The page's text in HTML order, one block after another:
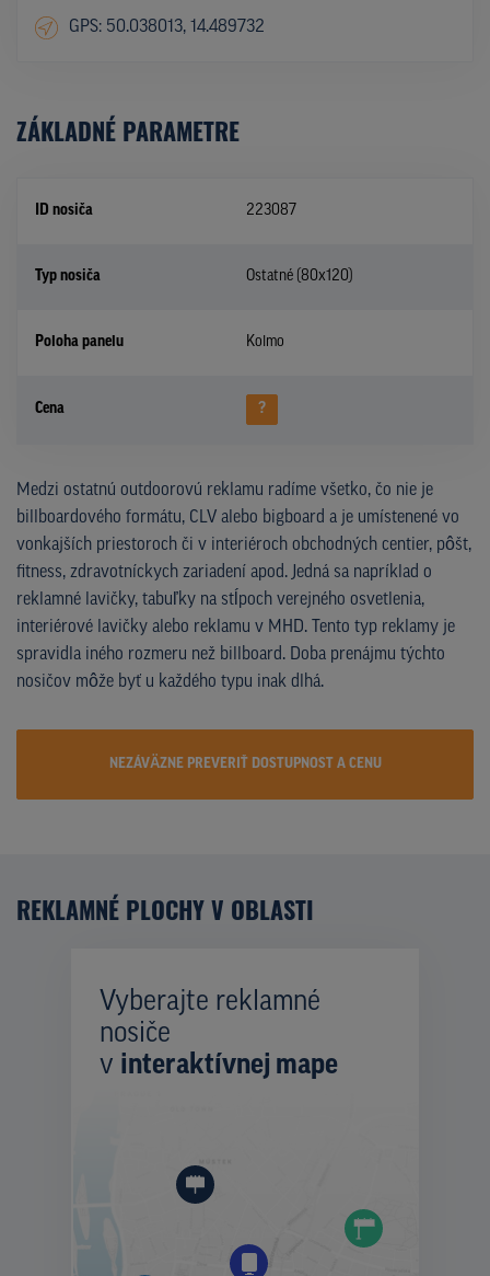
GPS: 50.038013, 14.489732
ZÁKLADNÉ PARAMETRE
ID nosiča 223087
Typ nosiča Ostatné (80x120)
Poloha panelu Kolmo
Cena ?
Medzi ostatnú outdoorovú reklamu radíme všetko, čo nie je
billboardového formátu, CLV alebo bigboard a je umístenené vo
vonkajších priestoroch či v interiéroch obchodných centier, pôšt,
fitness, zdravotníckych zariadení apod. Jedná sa napríklad o
reklamné lavičky, tabuľky na stĺpoch verejného osvetlenia,
interiérové lavičky alebo reklamu v MHD. Tento typ reklamy je
spravidla iného rozmeru než billboard. Doba prenájmu týchto
nosičov môže byť u každého typu inak dlhá.
NEZÁVÄZNE PREVERIŤ DOSTUPNOST A CENU
REKLAMNÉ PLOCHY V OBLASTI
Vyberajte reklamné
nosiče
v interaktívnej mape